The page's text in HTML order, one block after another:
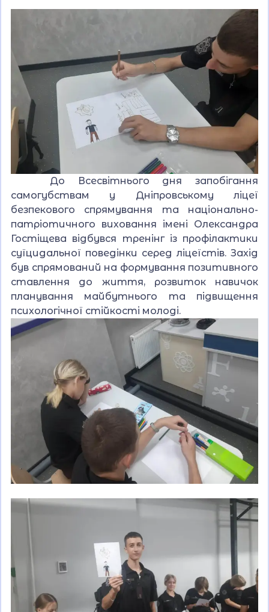
До Всесвітнього дня запобігання
самогубствам у Дніпровському ліцеї
безпекового спрямування та національно-
патріотичного виховання імені Олександра
Гостіщева відбувся тренінг із профілактики
суїцидальної поведінки серед ліцеїстів. Захід
був спрямований на формування позитивного
ставлення до життя, розвиток навичок
планування майбутнього та підвищення
психологічної стійкості молоді.